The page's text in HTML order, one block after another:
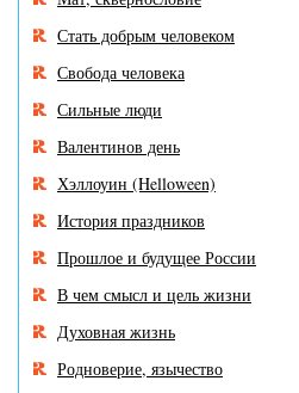
Стать добрым человеком
Свобода человека
Сильные люди
Валентинов день
Хэллоуин (Helloween)
История праздников
Прошлое и будущее России
В чем смысл и цель жизни
Духовная жизнь
Родноверие, язычество